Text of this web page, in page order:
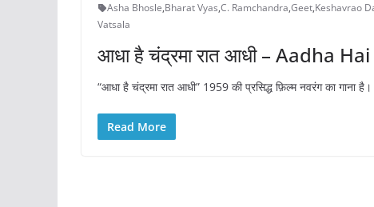
Asha Bhosle,Bharat Vyas,C. Ramchandra,Geet,Keshavrao
Vatsala
आधा है चंद्रमा रात आधी – Aadha
“आधा है चंद्रमा रात आधी” 1959 की प्रसिद्ध फ़िल्म नवरंग का गाना
Read More